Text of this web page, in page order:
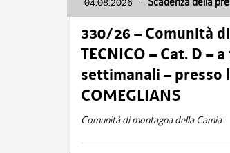
330/26 – Comunità
TECNICO – Cat. D –
settimanali – presso
COMEGLIANS
Comunità di montagna della Carnia